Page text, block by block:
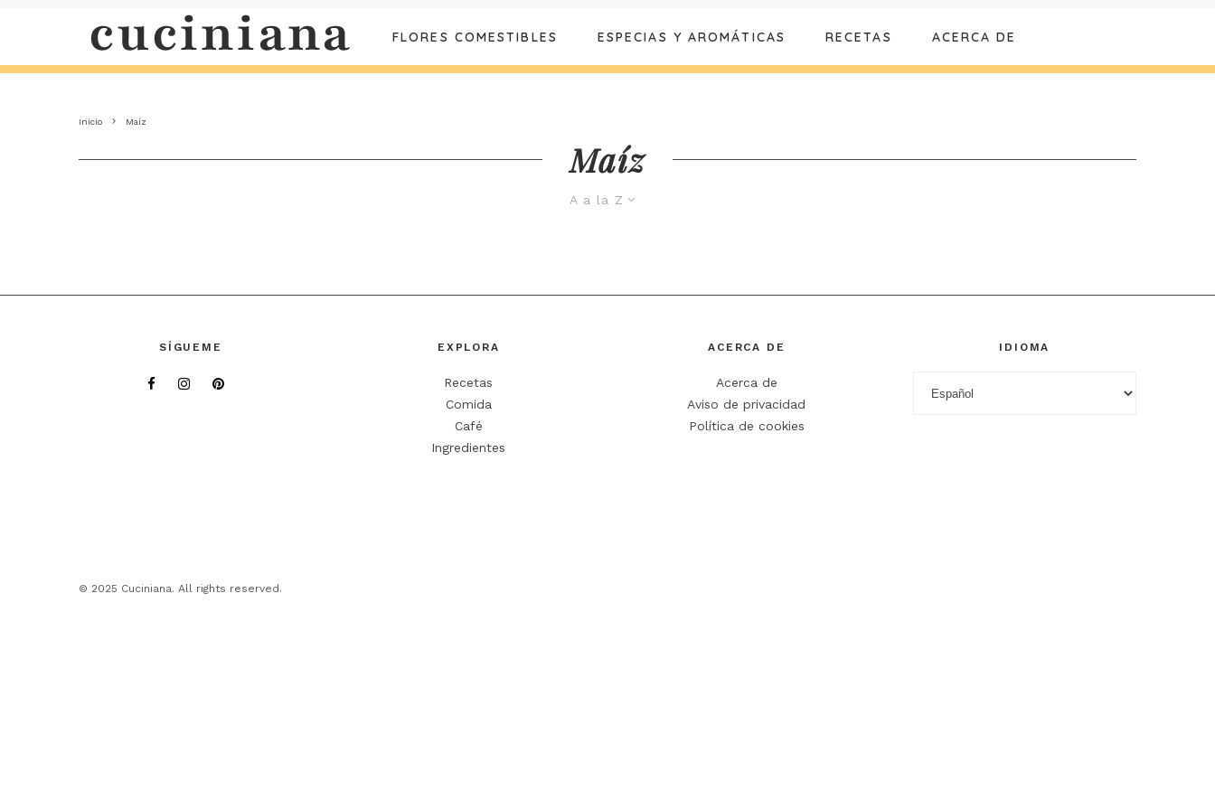
FLORES COMESTIBLES ESPECIAS Y AROMÁTICAS RECETAS ACERCA DE
Inicio Maíz
Maíz
A a la Z
SÍGUEME EXPLORA
Recetas
Comida
Café
Ingredientes
ACERCA DE
Acerca de
Aviso de privacidad
Política de cookies
IDIOMA
© 2025 Cuciniana. All rights reserved.